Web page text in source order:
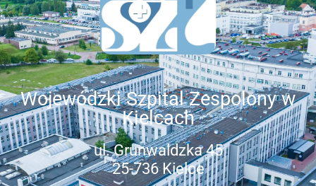
Wojewódzki Szpital Zespolony w
Kielcach
ul. Grunwaldzka 45
25-736 Kielce